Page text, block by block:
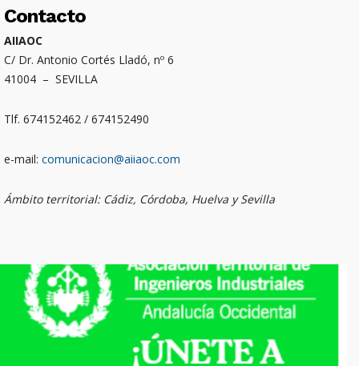
Contacto
AIIAOC
C/ Dr. Antonio Cortés Lladó, nº 6
41004 – SEVILLA
Tlf. 674152462 / 674152490
e-mail: comunicacion@aiiaoc.com
Ámbito territorial: Cádiz, Córdoba, Huelva y Sevilla